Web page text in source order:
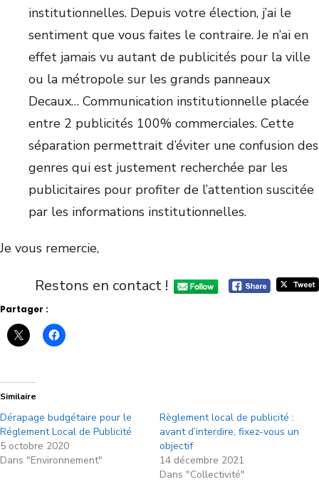
institutionnelles. Depuis votre élection, j’ai le
sentiment que vous faites le contraire. Je n’ai en
effet jamais vu autant de publicités pour la ville
ou la métropole sur les grands panneaux
Decaux… Communication institutionnelle placée
entre 2 publicités 100% commerciales. Cette
séparation permettrait d’éviter une confusion des
genres qui est justement recherchée par les
publicitaires pour profiter de l’attention suscitée
par les informations institutionnelles.
Je vous remercie,
Restons en contact !
Partager :
Similaire
Dérapage budgétaire pour le
Réglement Local de Publicité
5 octobre 2020
Dans "Environnement"
Règlement local de publicité :
avant d’interdire, fixez-vous un
objectif
14 décembre 2021
Dans "Collectivité"